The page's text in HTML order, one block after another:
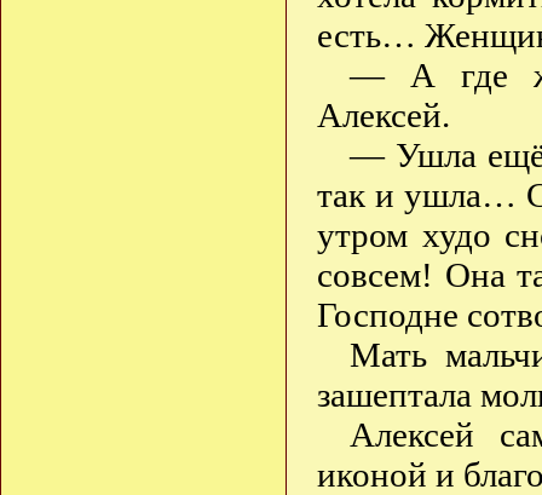
есть…
— А где
Алексей.
— Ушла ещё
так и ушла…
утром худо
совсем! Она
Господне
Мать
зашептала
Алексей
иконой и